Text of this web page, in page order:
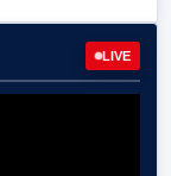
LIVE